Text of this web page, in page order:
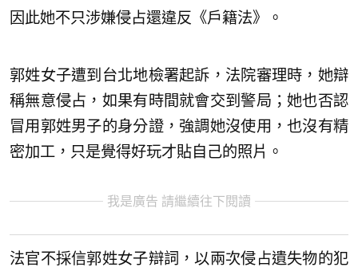
因此她不只涉嫌侵占還違反《戶籍法》。
郭姓女子遭到台北地檢署起訴，法院審理時，她辯
稱無意侵占，如果有時間就會交到警局；她也否認
冒用郭姓男子的身分證，強調她沒使用，也沒有精
密加工，只是覺得好玩才貼自己的照片。
我是廣告 請繼續往下閱讀
法官不採信郭姓女子辯詞，以兩次侵占遺失物的犯